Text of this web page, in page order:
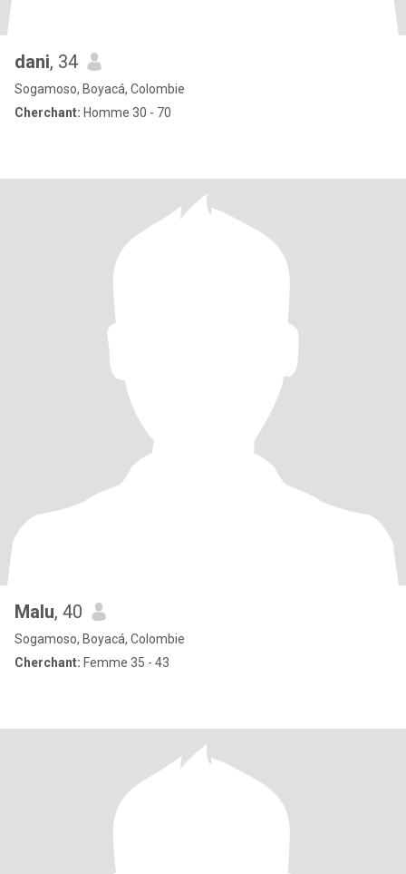
dani, 34
Sogamoso, Boyacá, Colombie
Cherchant: Homme 30 - 70
Malu, 40
Sogamoso, Boyacá, Colombie
Cherchant: Femme 35 - 43